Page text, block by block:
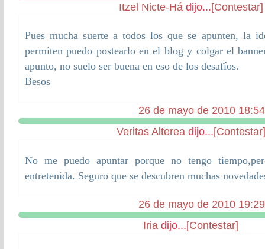
Itzel Nicte-Há dijo...[Contestar]
Pues mucha suerte a todos los que se apunten, la
permiten puedo postearlo en el blog y colgar el
apunto, no suelo ser buena en eso de los desafíos.
Besos
26 de mayo de 2010 18:54
Veritas Alterea dijo...[Contestar]
No me puedo apuntar porque no tengo
entretenida. Seguro que se descubren muchas
26 de mayo de 2010 19:29
Iria dijo...[Contestar]